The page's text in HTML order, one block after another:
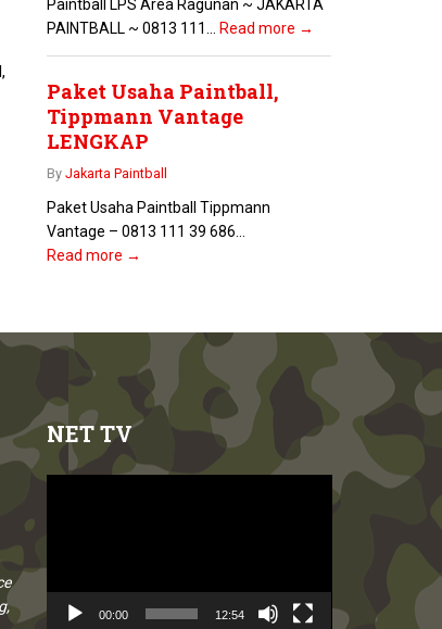
Paintball LPS Area Ragunan ~ JAKARTA
PAINTBALL ~ 0813 111... Read more →
Paket Usaha Paintball,
Tippmann Vantage
LENGKAP
By Jakarta Paintball
Paket Usaha Paintball Tippmann
Vantage – 0813 111 39 686...
Read more →
NETTV
00:00 12:54